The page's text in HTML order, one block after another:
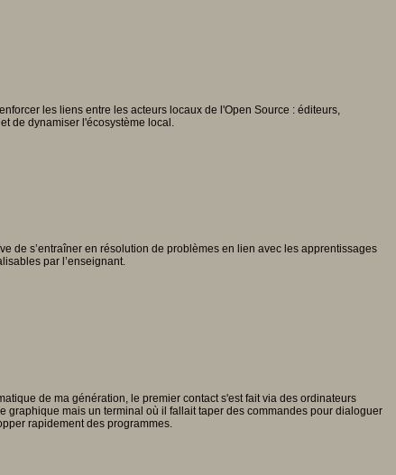
les liens entre les acteurs locaux de l'Open Source : éditeurs,
de dynamiser l'écosystème local.
de s’entraîner en résolution de problèmes en lien avec les apprentissages
par l’enseignant.
de ma génération, le premier contact s'est fait via des ordinateurs
graphique mais un terminal où il fallait taper des commandes pour dialoguer
rapidement des programmes.